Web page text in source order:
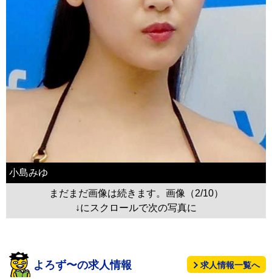
小島みゆ
まだまだ画像は続きます。画像（2/10）
↓にスクロールで次の写真に
よろず〜の求人情報 求人情報一覧へ